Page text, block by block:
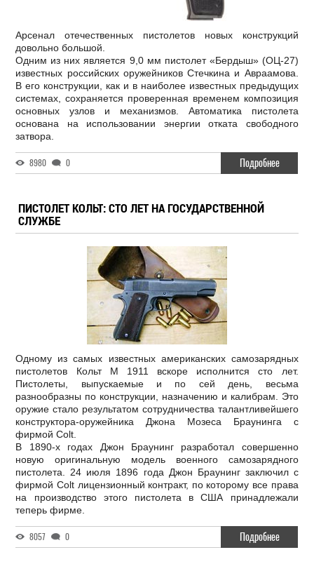
Арсенал отечественных пистолетов новых конструкций
довольно большой.
Одним из них является 9,0 мм пистолет «Бердыш» (ОЦ-27)
известных российских оружейников Стечкина и Авраамова.
В его конструкции, как и в наиболее известных предыдущих
системах, сохраняется проверенная временем композиция
основных узлов и механизмов. Автоматика пистолета
основана на использовании энергии отката свободного
затвора.
8980 0 Подробнее
ПИСТОЛЕТ КОЛЬТ: СТО ЛЕТ НА ГОСУДАРСТВЕННОЙ
СЛУЖБЕ
Одному из самых известных американских самозарядных
пистолетов Кольт М 1911 вскоре исполнится сто лет.
Пистолеты, выпускаемые и по сей день, весьма
разнообразны по конструкции, назначению и калибрам. Это
оружие стало результатом сотрудничества талантливейшего
конструктора-оружейника Джона Мозеса Браунинга с
фирмой Colt.
В 1890-х годах Джон Браунинг разработал совершенно
новую оригинальную модель военного самозарядного
пистолета. 24 июля 1896 года Джон Браунинг заключил с
фирмой Colt лицензионный контракт, по которому все права
на производство этого пистолета в США принадлежали
теперь фирме.
8057 0 Подробнее